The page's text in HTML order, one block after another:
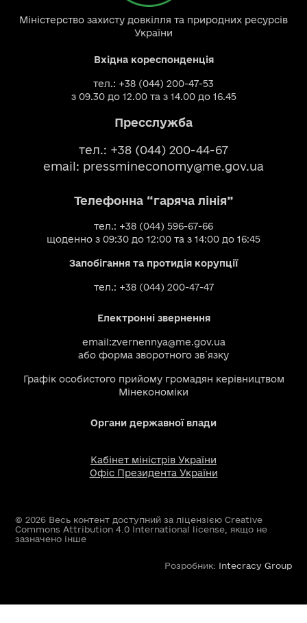
Міністерство захисту довкілля та природних ресурсів
України
Вхідна кореспонденція
тел.: +38 (044) 200-47-53
з 09.30 до 12.00 та з 14.00 до 16.45
Пресслужба
тел.: +38 (044) 200-44-67
email: pressmineconomy@me.gov.ua
Телефонна “гаряча лінія”
тел.: +38 (044) 596-67-66
щоденно з 09:30 до 12:00 та з 14:00 до 16:45
Запобігання та протидія корупції
тел.: +38 (044) 200-47-47
Електронні звернення
email:zvernennya@me.gov.ua
або форма зворотного зв`язку
Графік особистого прийому громадян керівництвом
Мінекономіки
Органи державної влади
Кабінет міністрів України
Офіс Президента України
© 2026 Весь контент доступний за ліцензією Creative
Commons Attribution 4.0 International license, якщо не
зазначено інше
Розробник: Intecracy Group